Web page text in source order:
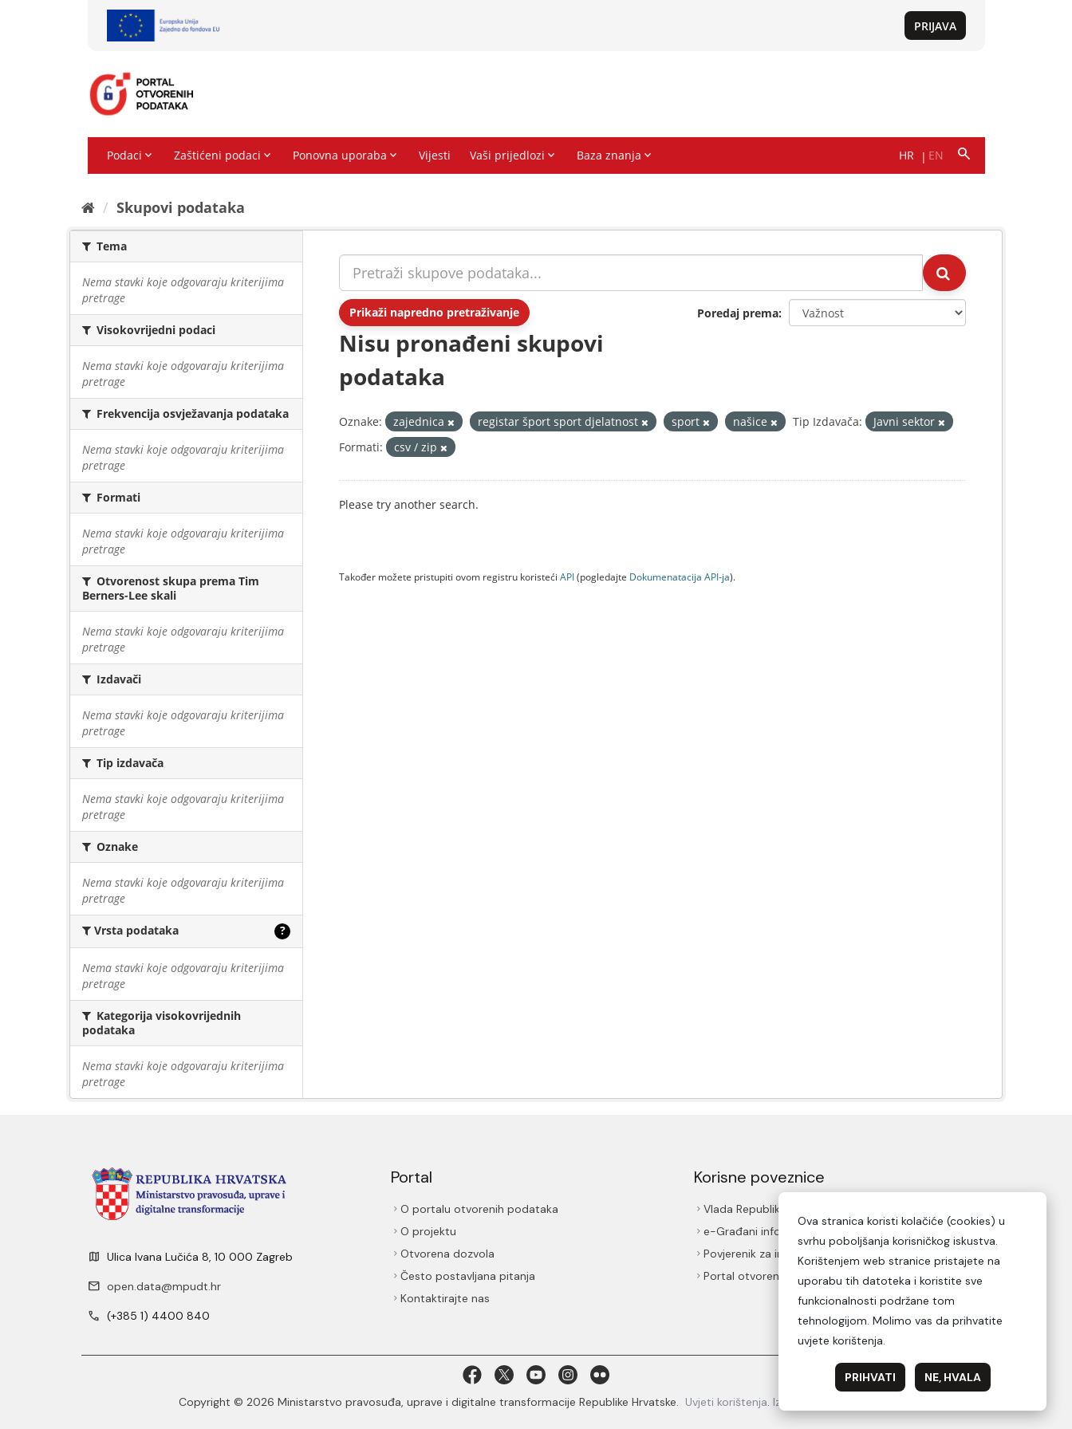
Skupovi podаtаkа
Tema
Nema stavki koje odgovaraju kriterijima
pretrage
Visokovrijedni podaci
Nema stavki koje odgovaraju kriterijima
pretrage
Frekvencija osvježavanja podataka
Nema stavki koje odgovaraju kriterijima
pretrage
Formati
Nema stavki koje odgovaraju kriterijima
pretrage
Otvorenost skupa prema Tim
Berners-Lee skali
Nema stavki koje odgovaraju kriterijima
pretrage
Izdavači
Nema stavki koje odgovaraju kriterijima
pretrage
Tip izdavača
Nema stavki koje odgovaraju kriterijima
pretrage
Oznake
Nema stavki koje odgovaraju kriterijima
pretrage
Vrsta podataka ?
Nema stavki koje odgovaraju kriterijima
pretrage
Kategorija visokovrijednih
podataka
Nema stavki koje odgovaraju kriterijima
pretrage
Prikaži napredno pretraživanje Poredaj prema
Nisu pronađeni skupovi
podataka
Oznake: zajednica registar šport sport djelatnost sport našice Tip Izdavača:
Javni sektor
Formati:
csv / zip
Please try another search.
Također možete pristupiti ovom registru koristeći API(pogledajte Dokumenаtаcijа API-jа).